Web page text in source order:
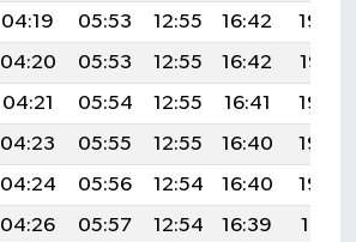
04:19 05:53 12:55 16:42
19:48
04:20 05:53 12:55 16:42
19:47
04:21 05:54 12:55 16:41
19:45
04:23 05:55 12:55 16:40
19:44
04:24 05:56 12:54 16:40
19:42
04:26 05:57 12:54 16:39
19:41